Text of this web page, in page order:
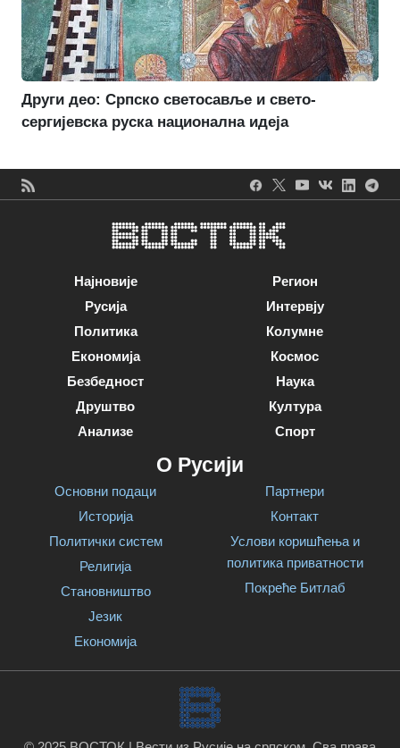
Други део: Српско светосавље и свето-
сергијевска руска национална идеја
Најновије
Русија
Политика
Економија
Безбедност
Друштво
Анализе
Регион
Интервју
Колумне
Космос
Наука
Култура
Спорт
О Русији
Основни подаци
Историја
Политички систем
Религија
Становништво
Језик
Економија
Партнери
Контакт
Услови коришћења и
политика приватности
Покреће Битлаб